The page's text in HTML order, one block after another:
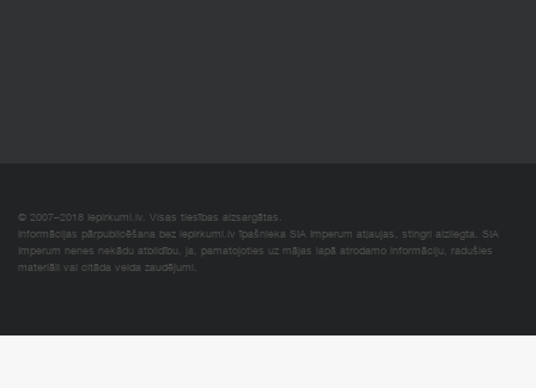
© 2007–2018 Iepirkumi.lv. Visas tiesības aizsargātas.
Informācijas pārpublicēšana bez iepirkumi.lv īpašnieka SIA Imperum atļaujas, stingri aizliegta. SIA
Imperum nenes nekādu atbildību, ja, pamatojoties uz mājas lapā atrodamo informāciju, radušies
materiāli vai citāda veida zaudējumi.